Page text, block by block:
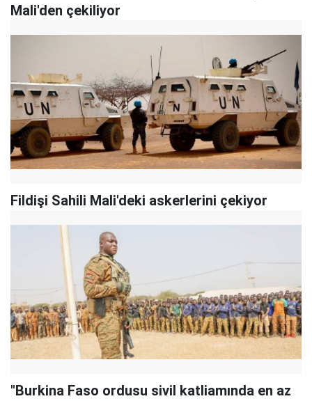
Mali'den çekiliyor
Fildişi Sahili Mali'deki askerlerini çekiyor
"Burkina Faso ordusu sivil katliamında en az